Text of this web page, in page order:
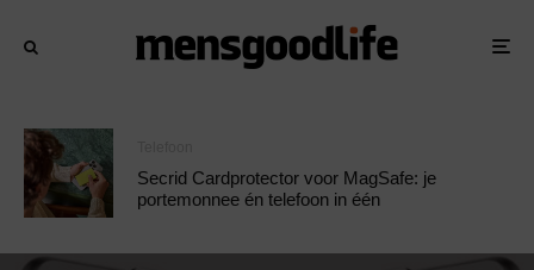
Secrid Cardprotector voor MagSafe: je
portemonnee én telefoon in één